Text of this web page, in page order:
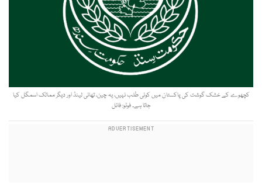
کچھوے کے خشک گوشت کی پاکستان میں کوئی طلب نہیں، یہ چین، تھائی لینڈ اور دیگر ممالک اسمگل کیا
جاتا ہے۔ فوٹو: فائل